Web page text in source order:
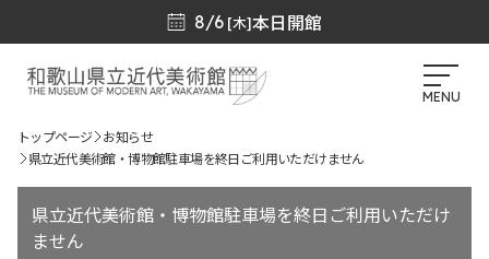
8/6 [木]本日開館
MENU
トップページ
お知らせ
県立近代美術館・博物館駐車場を終日ご利用いただけません
県立近代美術館・博物館駐車場を終日ご利用いただけ
ません